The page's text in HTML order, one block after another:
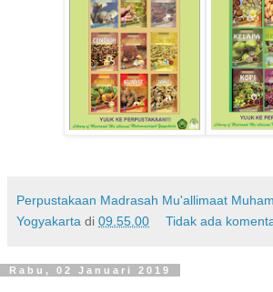
Perpustakaan Madrasah Mu'allimaat
Yogyakarta di 09.55.00 Tidak ada
Rabu, 02 Januari 2019